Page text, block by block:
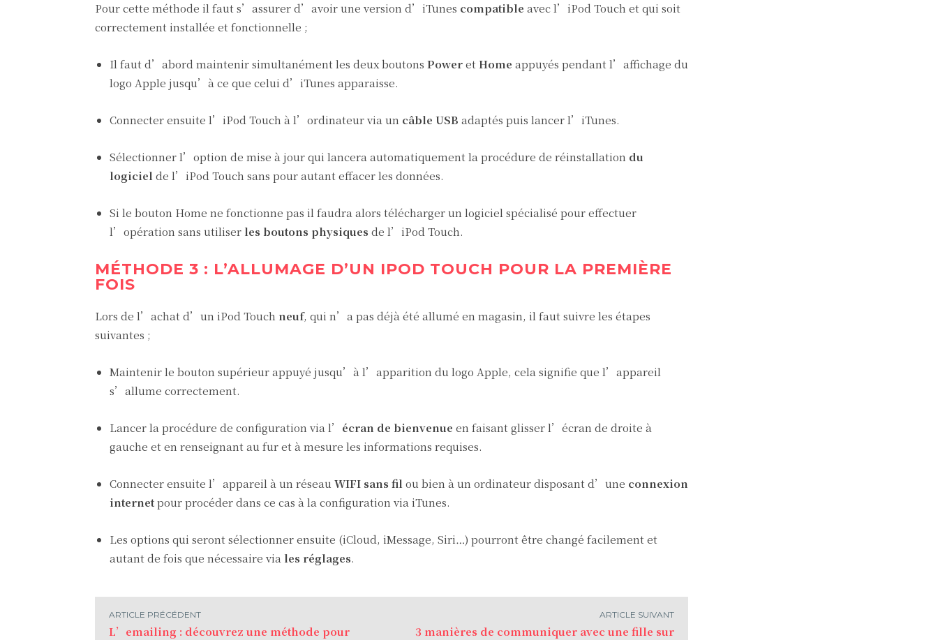
Pour cette méthode il faut s’assurer d’avoir une version d’iTunes compatible avec l’iPod Touch et qui soit
correctement installée et fonctionnelle ;
Il faut d’abord maintenir simultanément les deux boutons Poweret Home appuyés pendant l’affichage du
logo Apple jusqu’à ce que celui d’iTunes apparaisse.
Connecter ensuite l’iPod Touch à l’ordinateur via un câble USB adaptés puis lancer l’iTunes.
Sélectionner l’option de mise à jour qui lancera automatiquement la procédure de réinstallation du
logiciel de l’iPod Touch sans pour autant effacer les données.
Si le bouton Home ne fonctionne pas il faudra alors télécharger un logiciel spécialisé pour effectuer
l’opération sans utiliser les boutons physiques de l’iPod Touch.
MÉTHODE 3 : L’ALLUMAGE D’UN IPOD TOUCH POUR LA PREMIÈRE
FOIS
Lors de l’achat d’un iPod Touch neuf, qui n’a pas déjà été allumé en magasin, il faut suivre les étapes
suivantes ;
Maintenir le bouton supérieur appuyé jusqu’à l’apparition du logo Apple, cela signifie que l’appareil
s’allume correctement.
Lancer la procédure de configuration via l’ écran de bienvenue en faisant glisser l’écran de droite à
gauche et en renseignant au fur et à mesure les informations requises.
Connecter ensuite l’appareil à un réseau WIFI sans fil ou bien à un ordinateur disposant d’une connexion
internetpour procéder dans ce cas à la configuration via iTunes.
Les options qui seront sélectionner ensuite (iCloud, iMessage, Siri…) pourront être changé facilement et
autant de fois que nécessaire via les réglages.
ARTICLE PRÉCÉDENT
L’emailing : découvrez une méthode pour
ARTICLE SUIVANT
3 manières de communiquer avec une fille sur